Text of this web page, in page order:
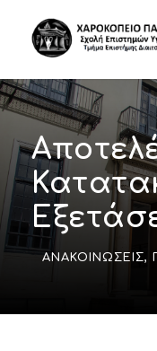
ΑΝΑΚΟΙΝΏΣΕΙΣ,